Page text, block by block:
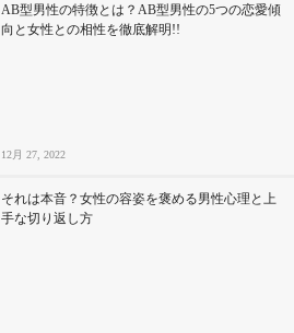
AB型男性の特徴とは？AB型男性の5つの恋愛傾
向と女性との相性を徹底解明!!
12月 27, 2022
それは本音？女性の容姿を褒める男性心理と上
手な切り返し方